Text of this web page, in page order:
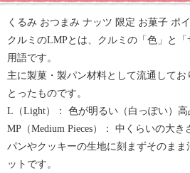
くるみ おつまみ ナッツ 限定 お菓子 ポ
クルミのLMPとは、クルミの「色」と
用語です。
主に製菓・製パン材料として流通して
とったものです。
L（Light）： 色が明るい（白っぽい）
MP（Medium Pieces）： 中くらいの大
パンやクッキーの生地に刻まずそのまま
ットです。